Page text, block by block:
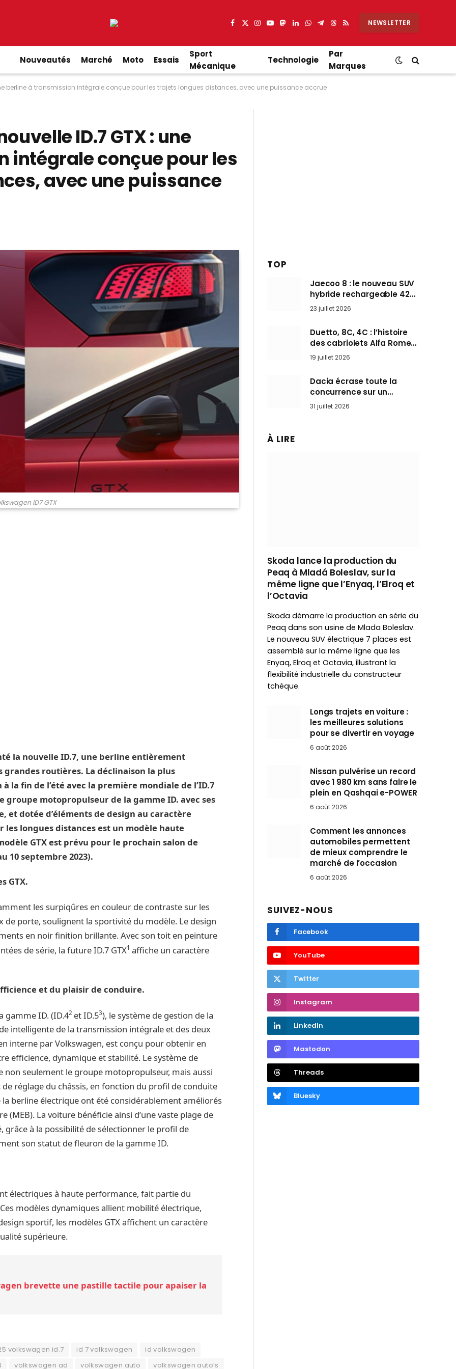
Facebook
X
Instagram
YouTube
Mastodon
LinkedIn
WhatsApp
Partager
Telegram
Threads
RSS NEWSLETTER
Nouveautés Marché Moto Essais
Sport
Mécanique
Technologie
Par
Marques
berline à transmission intégrale conçue pour les trajets longues distances, avec une puissance accrue
ID.7 GTX : une
intégrale conçue pour les
avec une puissance
ID7 GTX
la nouvelle ID.7, une berline entièrement
routières. La déclinaison la plus
fin de l’été avec la première mondiale de l’ID.7
groupe motopropulseur de la gamme ID. avec ses
dotée d’éléments de design au caractère
longues distances est un modèle haute
GTX est prévu pour le prochain salon de
10 septembre 2023).
GTX.
les surpiqûres en couleur de contraste sur les
de porte, soulignent la sportivité du modèle. Le design
en noir finition brillante. Avec son toit en peinture
de série, la future ID.7 GTX1 affiche un caractère
et du plaisir de conduire.
gamme ID. (ID.42 et ID.53), le système de gestion de la
intelligente de la transmission intégrale et des deux
interne par Volkswagen, est conçu pour obtenir en
efficience, dynamique et stabilité. Le système de
seulement le groupe motopropulseur, mais aussi
réglage du châssis, en fonction du profil de conduite
berline électrique ont été considérablement améliorés
La voiture bénéficie ainsi d’une vaste plage de
à la possibilité de sélectionner le profil de
son statut de fleuron de la gamme ID.
électriques à haute performance, fait partie du
modèles dynamiques allient mobilité électrique,
sportif, les modèles GTX affichent un caractère
supérieure.
brevette une pastille tactile pour apaiser la
volkswagen id.7 id 7 volkswagen
id volkswagen
volkswagen ad volkswagen auto
volkswagen auto’s
TOP
Jaecoo 8 : le nouveau SUV
hybride rechargeable 428
ch qui vise l’Audi Q7 arrive
en Europe cet automne
23 juillet 2026
Duetto, 8C, 4C : l’histoire
des cabriolets Alfa Romeo,
ces Spider qui ont défini
l’art de rouler cheveux au
vent
19 juillet 2026
Dacia écrase toute la
concurrence sur un
marché où personne ne
l’attendait
31 juillet 2026
À LIRE
Skoda lance la production du
Peaq à Mladá Boleslav, sur la
même ligne que l’Enyaq, l’Elroq et
l’Octavia
Skoda démarre la production en série du
Peaq dans son usine de Mlada Boleslav.
Le nouveau SUV électrique 7 places est
assemblé sur la même ligne que les
Enyaq, Elroq et Octavia, illustrant la
flexibilité industrielle du constructeur
tchèque.
Longs trajets en voiture :
les meilleures solutions
pour se divertir en voyage
6 août 2026
Nissan pulvérise un record
avec 1 980 km sans faire le
plein en Qashqai e-POWER
6 août 2026
Comment les annonces
automobiles permettent
de mieux comprendre le
marché de l’occasion
6 août 2026
SUIVEZ-NOUS
Facebook
YouTube
Twitter
Instagram
LinkedIn
Mastodon
Threads
Bluesky